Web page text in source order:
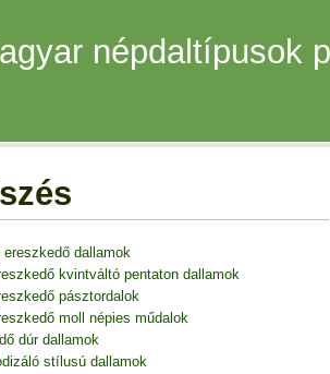
népdaltípusok
ereszkedő dallamok
kvintváltó pentaton dallamok
pásztordalok
moll népies műdalok
dúr dallamok
stílusú dallamok